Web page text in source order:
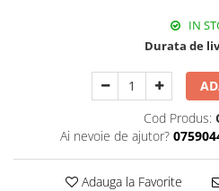
IN
Durata de
Cod Produs:
Ai nevoie de ajutor?
Adauga la Favorite